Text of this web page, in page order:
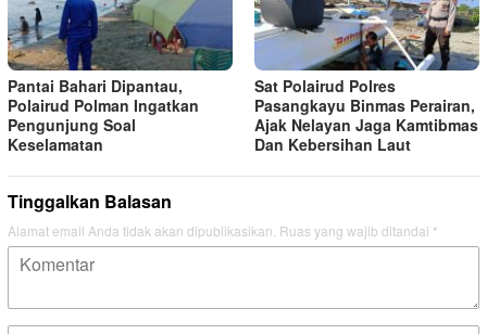
Pantai Bahari Dipantau,
Polairud Polman Ingatkan
Pengunjung Soal
Keselamatan
Sat Polairud Polres
Pasangkayu Binmas Perairan,
Ajak Nelayan Jaga Kamtibmas
Dan Kebersihan Laut
Tinggalkan Balasan
Alamat email Anda tidak akan dipublikasikan. Ruas yang wajib ditandai *